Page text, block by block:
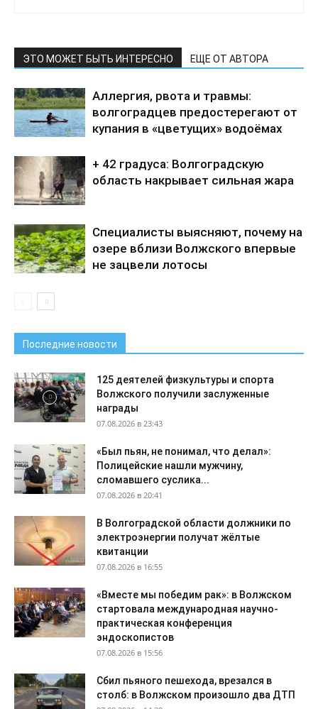
ЭТО МОЖЕТ БЫТЬ ИНТЕРЕСНО ЕЩЕ ОТ АВТОРА
Аллергия, рвота и травмы:
волгоградцев предостерегают от
купания в «цветущих» водоёмах
+ 42 градуса: Волгоградскую
область накрывает сильная жара
Специалисты выясняют, почему на
озере вблизи Волжского впервые
не зацвели лотосы
Последние новости
125 деятелей физкультуры и спорта
Волжского получили заслуженные
награды
07.08.2026 в 23:43
«Был пьян, не понимал, что делал»:
Полицейские нашли мужчину,
сломавшего суслика...
07.08.2026 в 20:41
В Волгоградской области должники по
электроэнергии получат жёлтые
квитанции
07.08.2026 в 16:55
«Вместе мы победим рак»: в Волжском
стартовала международная научно-
практическая конференция
эндоскопистов
07.08.2026 в 15:56
Сбил пьяного пешехода, врезался в
столб: в Волжском произошло два ДТП